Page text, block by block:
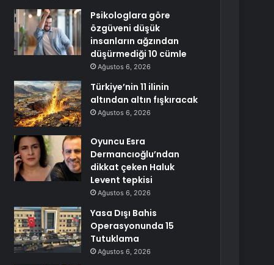
Psikologlara göre
özgüveni düşük
insanların ağzından
düşürmediği 10 cümle
Ağustos 6, 2026
Türkiye’nin 11 ilinin
altından altın fışkıracak
Ağustos 6, 2026
Oyuncu Esra
Dermancıoğlu’ndan
dikkat çeken Haluk
Levent tepkisi
Ağustos 6, 2026
Yasa Dışı Bahis
Operasyonunda 15
Tutuklama
Ağustos 6, 2026